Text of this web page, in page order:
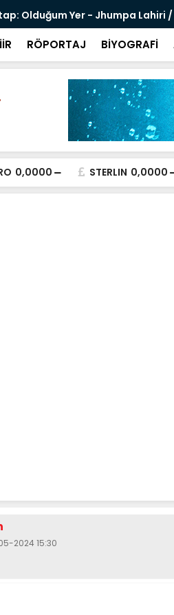
Olduğum Yer - Jhumpa Lahiri
RÖPORTAJ BİYOGRAFİ
0,0000 STERLIN 0,0000
2024 15:30